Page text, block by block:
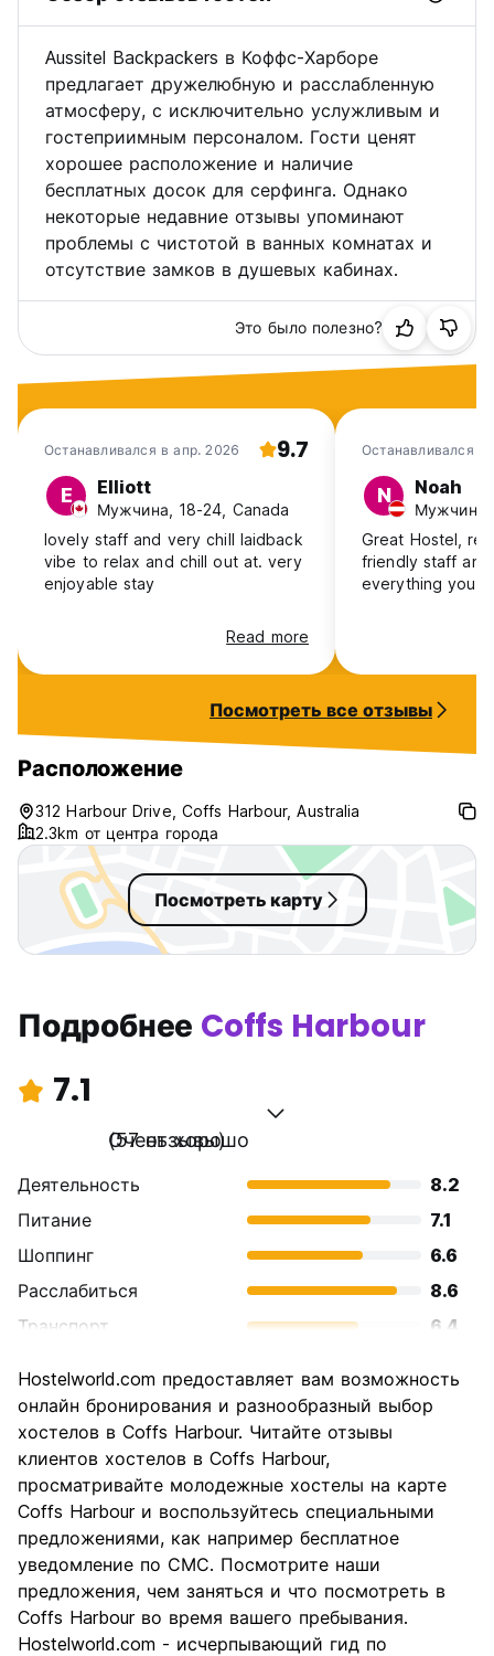
предъявить загранпаспорт. Все гости должны быть
старше 18 лет. Жители общежития должны быть в
возрасте от 18 до 35 лет.
Рождество и Новый год
Регистрация заезда и отъезда не осуществляется на
Рождество 25 декабря 2020 года и в День подарков.
За все бронирования в период с 22 декабря 2020 года по
10 января 2021 года будет взиматься полная стоимость в
Все бронирования в эти даты не подлежат возврату.
С 24 по 27/12 декабря 2020 года трансфер не
Aussitel Backpackers в Коффс-Харборе
предлагает дружелюбную и расслабленную
атмосферу, с исключительно услужливым и
гостеприимным персоналом. Гости ценят
хорошее расположение и наличие
бесплатных досок для серфинга. Однако
некоторые недавние отзывы упоминают
проблемы с чистотой в ванных комнатах и
отсутствие замков в душевых кабинах.
Это было полезно?
Останавливался в апр. 2026 9.7
E Elliott
Мужчина, 18-24, Canada
lovely staff and very chill laidback
vibe to relax and chill out at. very
enjoyable stay
Read more
Останавливался в
N Noah
Мужчина,
Great Hostel,
friendly staff and
everything you
Посмотреть все отзывы
Расположение
312 Harbour Drive, Coffs Harbour, Australia
2.3km от центра города
Посмотреть карту
Подробнее Coffs Harbour
7.1
Очень хорошо
(57 отзывы)
Деятельность
8.2
Питание
7.1
Шоппинг
6.6
Расслабиться
8.6
Транспорт
6.4
достопримечательностей
6.9
Культура
Ночная жизнь
Соотношение цены и
качества
7.5
Hostelworld.com предоставляет вам возможность
онлайн бронирования и разнообразный выбор
хостелов в Coffs Harbour. Читайте отзывы
клиентов хостелов в Coffs Harbour,
просматривайте молодежные хостелы на карте
Coffs Harbour и воспользуйтесь специальными
предложениями, как например бесплатное
уведомление по СМС. Посмотрите наши
предложения, чем заняться и что посмотреть в
Coffs Harbour во время вашего пребывания.
Hostelworld.com - исчерпывающий гид по